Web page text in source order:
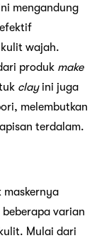
mengandung
wajah.
produk make
clayini juga
melembutkan
terdalam.
maskernya
varian
Mulai dari